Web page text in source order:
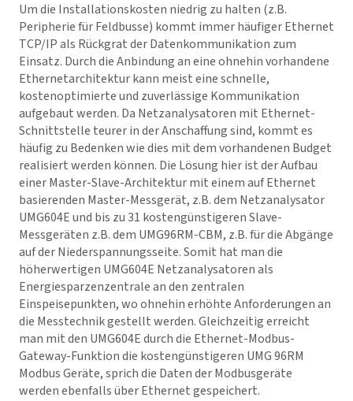
Um die Installationskosten niedrig zu halten (z.B.
Peripherie für Feldbusse) kommt immer häufiger Ethernet
TCP/IP als Rückgrat der Datenkommunikation zum
Einsatz. Durch die Anbindung an eine ohnehin vorhandene
Ethernetarchitektur kann meist eine schnelle,
kostenoptimierte und zuverlässige Kommunikation
aufgebaut werden. Da Netzanalysatoren mit Ethernet-
Schnittstelle teurer in der Anschaffung sind, kommt es
häufig zu Bedenken wie dies mit dem vorhandenen Budget
realisiert werden können. Die Lösung hier ist der Aufbau
einer Master-Slave-Architektur mit einem auf Ethernet
basierenden Master-Messgerät, z.B. dem Netzanalysator
UMG604E und bis zu 31 kostengünstigeren Slave-
Messgeräten z.B. dem UMG96RM-CBM, z.B. für die Abgänge
auf der Niederspannungsseite. Somit hat man die
höherwertigen UMG604E Netzanalysatoren als
Energiesparzenzentrale an den zentralen
Einspeisepunkten, wo ohnehin erhöhte Anforderungen an
die Messtechnik gestellt werden. Gleichzeitig erreicht
man mit den UMG604E durch die Ethernet-Modbus-
Gateway-Funktion die kostengünstigeren UMG 96RM
Modbus Geräte, sprich die Daten der Modbusgeräte
werden ebenfalls über Ethernet gespeichert.